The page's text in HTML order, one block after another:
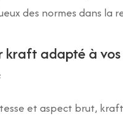
des normes dans la
adapté à vos
et aspect brut,